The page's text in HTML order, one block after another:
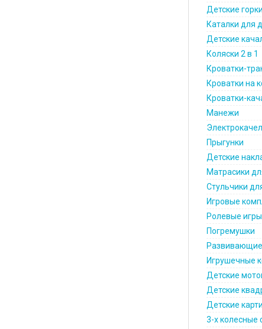
Детские горки
Каталки для
Детские
Коляски 2 в 1
Кроватки-
Кроватки на
Кроватки-
Манежи
Прыгунки
Детские
Матрасики
Стульчики
Игровые
Ролевые игры
Погремушки
Игрушечные
Детские
Детские
Детские
3-х колесные